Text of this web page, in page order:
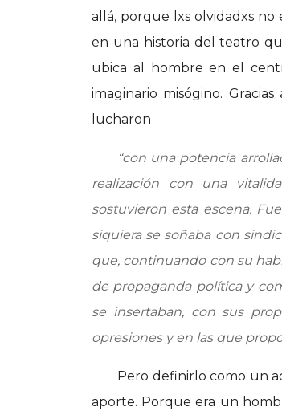
allá, porque lxs olvidadxs no
en una historia del teatro
ubica al hombre en el
imaginario misógino.
lucharon
“con una potencia
realización con una
sostuvieron esta escena.
siquiera se soñaba con
que, continuando con su
de propaganda política y
se insertaban, con sus
opresiones y en las que
Pero definirlo como un
aporte. Porque era un